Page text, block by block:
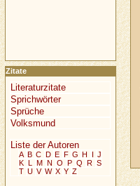
Zitate
Literaturzitate
Sprichwörter
Sprüche
Volksmund
Liste der Autoren
A B C D E F G H I J
K L M N O P Q R S
T U V W X Y Z